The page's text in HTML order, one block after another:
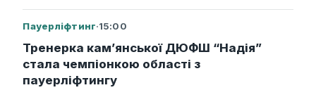
Пауерліфтинг·15:00
Тренерка кам’янської ДЮФШ “Надія”
стала чемпіонкою області з
пауерліфтингу